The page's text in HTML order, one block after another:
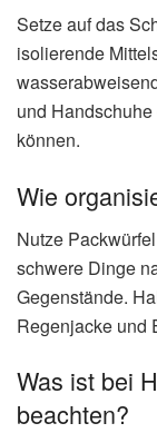
Setze auf das
isolierende
und
können.
Wie
Nutze
schwere Dinge
Gegenstände.
Regenjacke und
Was ist bei
beachten?